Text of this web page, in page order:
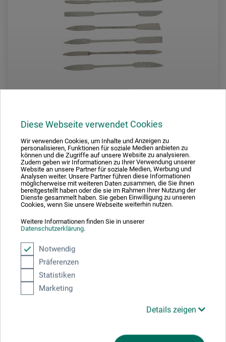
Diese Webseite verwendet Cookies
Wir verwenden Cookies, um Inhalte und Anzeigen zu
personalisieren, Funktionen für soziale Medien anbieten zu
können und die Zugriffe auf unsere Website zu analysieren.
Zudem geben wir Informationen zu Ihrer Verwendung unserer
Website an unsere Partner für soziale Medien, Werbung und
Analysen weiter. Unsere Partner führen diese Informationen
möglicherweise mit weiteren Daten zusammen, die Sie ihnen
bereitgestellt haben oder die sie im Rahmen Ihrer Nutzung der
Dienste gesammelt haben. Sie geben Einwilligung zu unseren
Cookies, wenn Sie unsere Webseite weiterhin nutzen.
Weitere Informationen finden Sie in unserer
Datenschutzerklärung.
Notwendig
Präferenzen
Statistiken
Marketing
Details zeigen
opera
Raspsats täljsten
från215,00 SEK *
plus fraktkostnader